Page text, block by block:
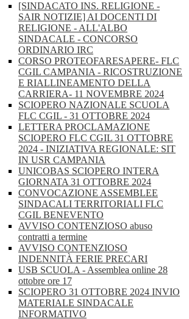
[SINDACATO INS. RELIGIONE -
SAIR NOTIZIE] AI DOCENTI DI
RELIGIONE - ALL'ALBO
SINDACALE - CONCORSO
ORDINARIO IRC
CORSO PROTEOFARESAPERE- FLC
CGIL CAMPANIA - RICOSTRUZIONE
E RIALLINEAMENTO DELLA
CARRIERA- 11 NOVEMBRE 2024
SCIOPERO NAZIONALE SCUOLA
FLC CGIL - 31 OTTOBRE 2024
LETTERA PROCLAMAZIONE
SCIOPERO FLC CGIL 31 OTTOBRE
2024 - INIZIATIVA REGIONALE: SIT
IN USR CAMPANIA
UNICOBAS SCIOPERO INTERA
GIORNATA 31 OTTOBRE 2024
CONVOCAZIONE ASSEMBLEE
SINDACALI TERRITORIALI FLC
CGIL BENEVENTO
AVVISO CONTENZIOSO abuso
contratti a termine
AVVISO CONTENZIOSO
INDENNITÀ FERIE PRECARI
USB SCUOLA - Assemblea online 28
ottobre ore 17
SCIOPERO 31 OTTOBRE 2024 INVIO
MATERIALE SINDACALE
INFORMATIVO